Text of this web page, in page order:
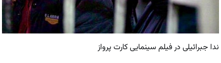
ندا جبرائیلی در فیلم سینمایی کارت پرواز